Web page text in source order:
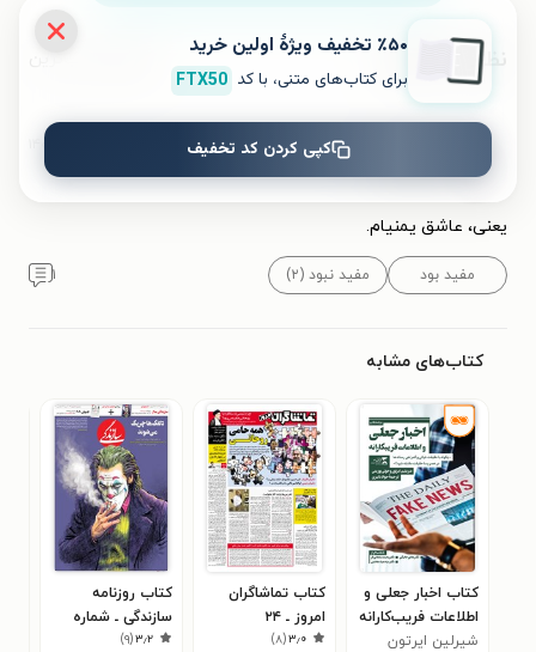
نظرات کاربران
یعنی، عاشق یمنیام.
مفید بود مفید نبود (۲) ۱
کتاب‌های مشابه
کتاب اخبار جعلی و
اطلاعات فریب‌کارانه
شیرلین ایرتون
کتاب تماشاگران
امروز ـ ۲۴
اردیبهشت۹۶
۳٫۰(۸)
کتاب روزنامه
سازندگی ـ شماره
۳٫۲(۹)
٪۵۰ تخفیف ویژۀ اولین خرید
برای کتاب‌های متنی، با کد FTX50
کپی کردن کد تخفیف